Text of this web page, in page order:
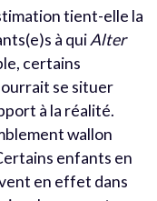
tient-elle la
à quiAlter
certains
se situer
à la réalité.
wallon
enfants en
en effet dans